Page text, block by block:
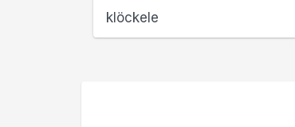
klöckele